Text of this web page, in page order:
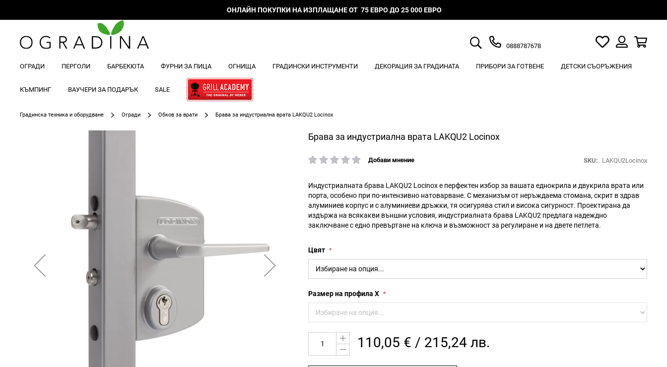
ОНЛАЙН ПОКУПКИ НА ИЗПЛАЩАНЕ ОТ 75 ЕВРО ДО 25 000 ЕВРО
Търсене
0888787678
Моят
списък
любими
ОГРАДИ ПЕРГОЛИ БАРБЕКЮТА ФУРНИ ЗА ПИЦА ОГНИЩА ГРАДИНСКИ ИНСТРУМЕНТИ ДЕКОРАЦИЯ ЗА ГРАДИНАТА ПРИБОРИ ЗА ГОТВЕНЕ ДЕТСКИ СЪОРЪЖЕНИЯ
КЪМПИНГ ВАУЧЕРИ ЗА ПОДАРЪК SALE
Градинска техника и оборудване Огради Обков за врати Брава за индустриална врата LAKQU2 Locinox
Брава за индустриална врата LAKQU2 Locinox
рейтинг:
Добави мнение SKU LAKQU2Locinox
Индустриалната брава LAKQU2 Locinox е перфектен избор за вашaта еднокрила и двукрила вратa или
порта, особено при по-интензивно натоварване. С механизъм от неръждаема стомана, скрит в здрав
алуминиев корпус и с алуминиеви дръжки, тя осигурява стил и висока сигурност. Проектирана да
издържа на всякакви външни условия, индустриалната брава LAKQU2 предлага надеждно
заключване с едно превъртане на ключа и възможност за регулиране и на двете петлета.
Цвят
Размер на профила X
110,05 € / 215,24 лв.